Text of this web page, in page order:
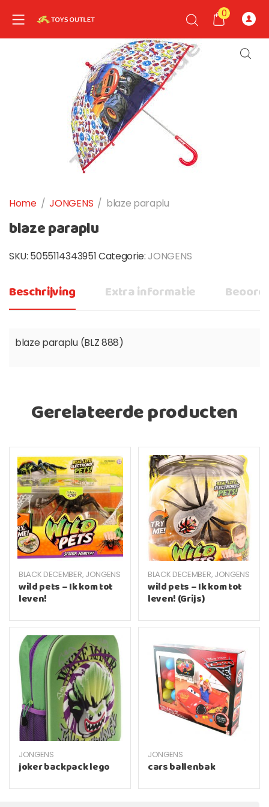
0
Home / JONGENS / blaze paraplu
blaze paraplu
SKU: 5055114343951Categorie:JONGENS
Beschrijving Extra informatie
blaze paraplu (BLZ 888)
Gerelateerde producten
BLACK DECEMBER, JONGENS
wild pets – Ik kom tot
leven!
BLACK DECEMBER, JONGENS
wild pets – Ik kom tot
leven! (Grijs)
JONGENS
joker backpack lego
JONGENS
cars ballenbak